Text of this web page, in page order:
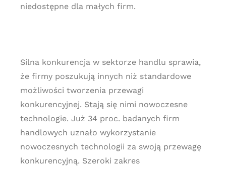
niedostępne dla małych firm.
Silna konkurencja w sektorze handlu sprawia,
że firmy poszukują innych niż standardowe
możliwości tworzenia przewagi
konkurencyjnej. Stają się nimi nowoczesne
technologie. Już 34 proc. badanych firm
handlowych uznało wykorzystanie
nowoczesnych technologii za swoją przewagę
konkurencyjną. Szeroki zakres